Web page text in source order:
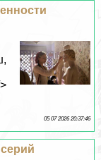
05 07 2026 20:37:46